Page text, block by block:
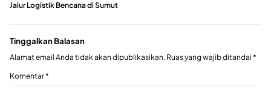
Jalur Logistik Bencana di Sumut
Tinggalkan Balasan
Alamat email Anda tidak akan dipublikasikan. Ruas yang wajib ditandai *
Komentar*